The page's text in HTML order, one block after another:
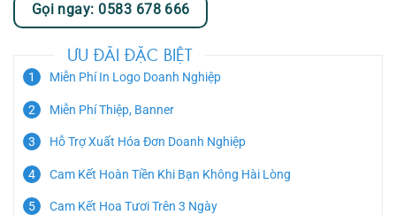
Gọi ngay: 0583 678 666
ƯU ĐÃI ĐẶC BIỆT
Miễn Phí In Logo Doanh Nghiệp
Miễn Phí Thiệp, Banner
Hỗ Trợ Xuất Hóa Đơn Doanh Nghiệp
Cam Kết Hoàn Tiền Khi Bạn Không Hài Lòng
Cam Kết Hoa Tươi Trên 3 Ngày